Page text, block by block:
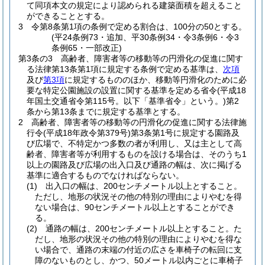
て同項本文の規定により認められる建築面積を超えること
ができることとする。
3
令第8条第1項の条例で定める割合は、100分の50とする。
(平24条例73・追加、平30条例34・令3条例6・令3
条例65・一部改正)
第3条の3
高齢者、障害者等の移動等の円滑化の促進に関す
る法律第13条第1項に規定する条例で定める基準は、 次項
及び第3項に規定するもののほか、移動等円滑化のために必
要な特定公園施設の設置に関する基準を定める省令(平成18
年国土交通省令第115号。以下「基準省令」という。)第2
条から第13条までに規定する基準とする。
2
高齢者、障害者等の移動等の円滑化の促進に関する法律施
行令(平成18年政令第379号)第3条第1号に規定する園路及
び広場で、不特定かつ多数の者が利用し、又は主として高
齢者、障害者等が利用するものを設ける場合は、そのうち1
以上の園路及び広場の出入口及び通路の幅は、次に掲げる
基準に適合するものでなければならない。
(1)
出入口の幅は、200センチメートル以上とすること。
ただし、地形の状況その他の特別の理由によりやむを得
ない場合は、90センチメートル以上とすることができ
る。
(2)
通路の幅は、200センチメートル以上とすること。 た
だし、地形の状況その他の特別の理由によりやむを得な
い場合で、通路の末端の付近の広さを車椅子の転回に支
障のないものとし、かつ、50メートル以内ごとに車椅子